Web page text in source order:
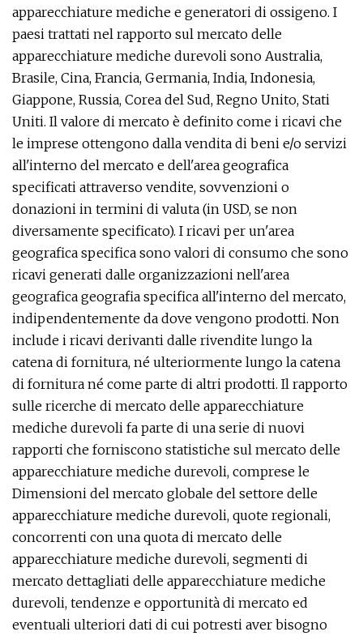
apparecchiature mediche e generatori di ossigeno. I
paesi trattati nel rapporto sul mercato delle
apparecchiature mediche durevoli sono Australia,
Brasile, Cina, Francia, Germania, India, Indonesia,
Giappone, Russia, Corea del Sud, Regno Unito, Stati
Uniti. Il valore di mercato è definito come i ricavi che
le imprese ottengono dalla vendita di beni e/o servizi
all'interno del mercato e dell'area geografica
specificati attraverso vendite, sovvenzioni o
donazioni in termini di valuta (in USD, se non
diversamente specificato). I ricavi per un'area
geografica specifica sono valori di consumo che sono
ricavi generati dalle organizzazioni nell'area
geografica geografia specifica all'interno del mercato,
indipendentemente da dove vengono prodotti. Non
include i ricavi derivanti dalle rivendite lungo la
catena di fornitura, né ulteriormente lungo la catena
di fornitura né come parte di altri prodotti. Il rapporto
sulle ricerche di mercato delle apparecchiature
mediche durevoli fa parte di una serie di nuovi
rapporti che forniscono statistiche sul mercato delle
apparecchiature mediche durevoli, comprese le
Dimensioni del mercato globale del settore delle
apparecchiature mediche durevoli, quote regionali,
concorrenti con una quota di mercato delle
apparecchiature mediche durevoli, segmenti di
mercato dettagliati delle apparecchiature mediche
durevoli, tendenze e opportunità di mercato ed
eventuali ulteriori dati di cui potresti aver bisogno